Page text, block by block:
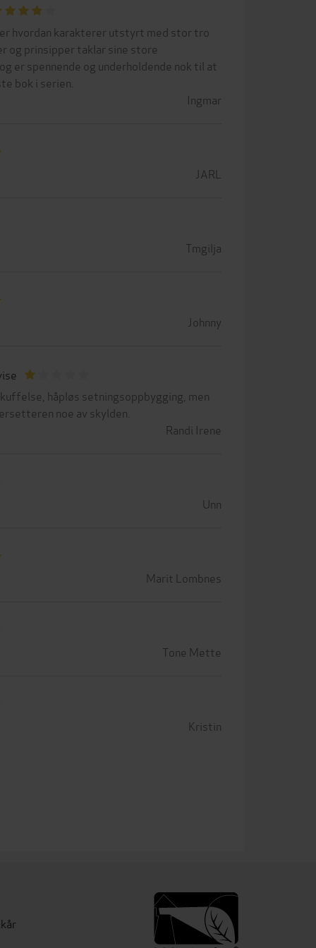
hvordan karakterer utstyrt med stor tro
og prinsipper taklar sine store
er spennende og underholdende nok til at
bok i serien.
Ingmar
JARL
Tmgilja
Johnny
håpløs setningsoppbygging, men
noe av skylden.
Randi Irene
Unn
Marit Lombnes
Tone Mette
Kristin